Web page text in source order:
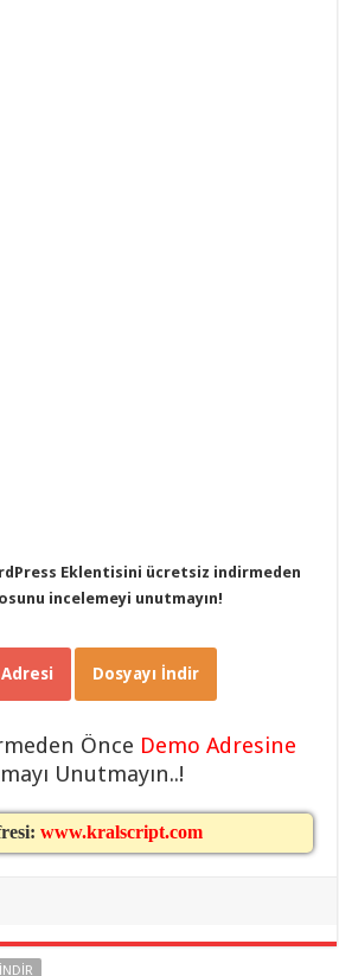
Eklentisini ücretsiz indirmeden
incelemeyi unutmayın!
Dosyayı İndir
Önce Demo Adresine
Unutmayın..!
www.kralscript.com